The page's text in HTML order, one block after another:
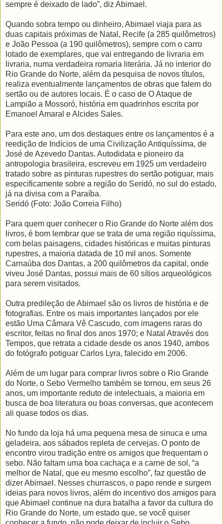
sempre é deixado de lado”, diz Abimael.
Quando sobra tempo ou dinheiro, Abimael viaja para as
duas capitais próximas de Natal, Recife (a 285 quilômetros)
e João Pessoa (a 190 quilômetros), sempre com o carro
lotado de exemplares, que vai entregando de livraria em
livraria, numa verdadeira romaria literária. Já no interior do
Rio Grande do Norte, além da pesquisa de novos títulos,
realiza eventualmente lançamentos de obras que falem do
sertão ou de autores locais. É o caso de O Ataque de
Lampião a Mossoró, história em quadrinhos escrita por
Emanoel Amaral e Alcides Sales.
Para este ano, um dos destaques entre os lançamentos é a
reedição de Indícios de uma Civilização Antiquíssima, de
José de Azevedo Dantas. Autodidata e pioneiro da
antropologia brasileira, escreveu em 1925 um verdadeiro
tratado sobre as pinturas rupestres do sertão potiguar, mais
especificamente sobre a região do Seridó, no sul do estado,
já na divisa com a Paraíba.
Seridó (Foto: João Correia Filho)
Para quem quer conhecer o Rio Grande do Norte além dos
livros, é bom lembrar que se trata de uma região riquíssima,
com belas paisagens, cidades históricas e muitas pinturas
rupestres, a maioria datada de 10 mil anos. Somente
Carnaúba dos Dantas, a 200 quilômetros da capital, onde
viveu José Dantas, possui mais de 60 sítios arqueológicos
para serem visitados.
Outra predileção de Abimael são os livros de história e de
fotografias. Entre os mais importantes lançados por ele
estão Uma Câmara Vê Cascudo, com imagens raras do
escritor, feitas no final dos anos 1970; e Natal Através dos
Tempos, que retrata a cidade desde os anos 1940, ambos
do fotógrafo potiguar Carlos Lyra, falecido em 2006.
Além de um lugar para comprar livros sobre o Rio Grande
do Norte, o Sebo Vermelho também se tornou, em seus 26
anos, um importante reduto de intelectuais, a maioria em
busca de boa literatura ou boas conversas, que acontecem
ali quase todos os dias.
No fundo da loja há uma pequena mesa de sinuca e uma
geladeira, aos sábados repleta de cervejas. O ponto de
encontro virou tradição entre os amigos que frequentam o
sebo. Não faltam uma boa cachaça e a carne de sol, “a
melhor de Natal, que eu mesmo escolho”, faz questão de
dizer Abimael. Nesses churrascos, o papo rende e surgem
ideias para novos livros, além do incentivo dos amigos para
que Abimael continue na dura batalha a favor da cultura do
Rio Grande do Norte, um estado que, se você quiser